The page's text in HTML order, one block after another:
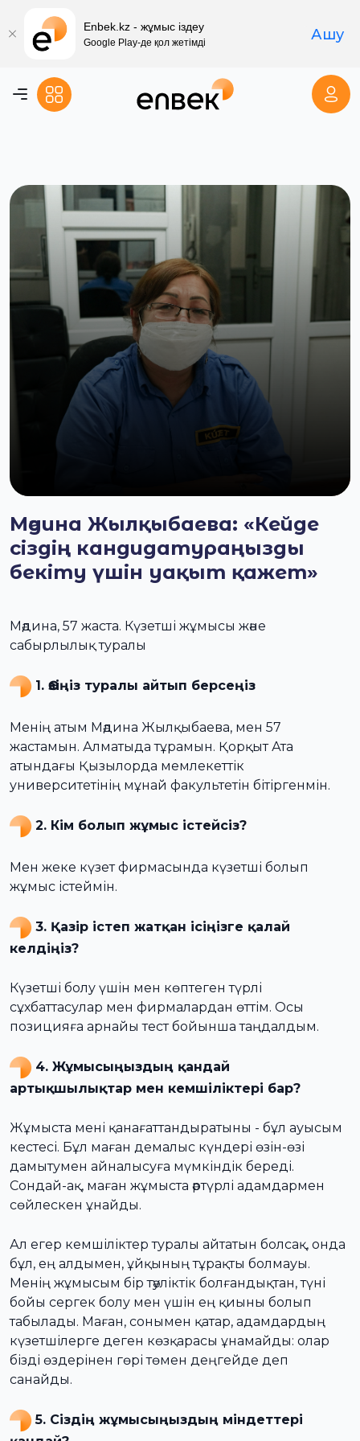
Мәдина Жылқыбаева: «Кейде
сіздің кандидатураңызды
бекіту үшін уақыт қажет»
Мәдина, 57 жаста. Күзетші жұмысы және
сабырлылық туралы
1. Өзіңіз туралы айтып берсеңіз
Менің атым Мәдина Жылқыбаева, мен 57
жастамын. Алматыда тұрамын. Қорқыт Ата
атындағы Қызылорда мемлекеттік
университетінің мұнай факультетін бітіргенмін.
2. Кім болып жұмыс істейсіз?
Мен жеке күзет фирмасында күзетші болып
жұмыс істеймін.
3. Қазір істеп жатқан ісіңізге қалай
келдіңіз?
Күзетші болу үшін мен көптеген түрлі
сұхбаттасулар мен фирмалардан өттім. Осы
позицияға арнайы тест бойынша таңдалдым.
4. Жұмысыңыздың қандай
артықшылықтар мен кемшіліктері бар?
Жұмыста мені қанағаттандыратыны - бұл ауысым
кестесі. Бұл маған демалыс күндері өзін-өзі
дамытумен айналысуға мүмкіндік береді.
Сондай-ақ, маған жұмыста әртүрлі адамдармен
сөйлескен ұнайды.
Ал егер кемшіліктер туралы айтатын болсақ, онда
бұл, ең алдымен, ұйқының тұрақты болмауы.
Менің жұмысым бір тәуліктік болғандықтан, түні
бойы сергек болу мен үшін ең қиыны болып
табылады. Маған, сонымен қатар, адамдардың
күзетшілерге деген көзқарасы ұнамайды: олар
бізді өздерінен гөрі төмен деңгейде деп
санайды.
5. Сіздің жұмысыңыздың міндеттері
Enbek.kz - жұмыс іздеу
Google Play-де қол жетімді Ашу